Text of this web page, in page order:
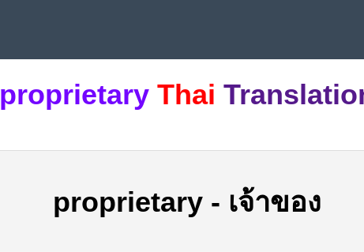
proprietary Thai
proprietary - เจ้าของ